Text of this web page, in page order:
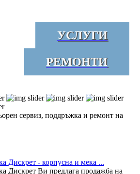
УСЛУГИ
РЕМОНТИ
сервиз, поддръжка и ремонт на
Дискрет - корпусна и мека ...
Дискрет Ви предлага продажба на